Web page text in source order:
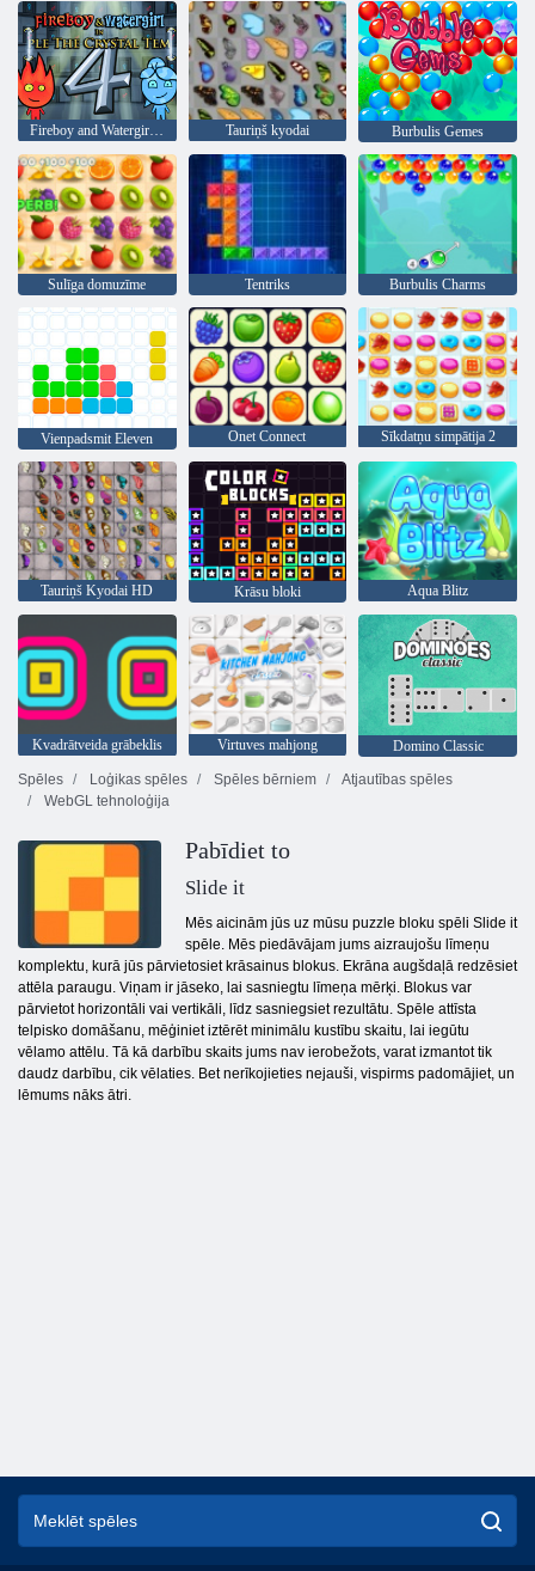
Fireboy and Watergirl 4: Kristāla templis Tauriņš kyodai Burbulis Gemes
Sulīga domuzīme Tentriks Burbulis Charms
Vienpadsmit Eleven Onet Connect Sīkdatņu simpātija 2
Tauriņš Kyodai HD Krāsu bloki Aqua Blitz
Kvadrātveida grābeklis Virtuves mahjong
Domino Classic
Spēles
Loģikas spēles Spēles bērniem
Atjautības spēles
WebGL tehnoloģija
Pabīdiet to
Slide it
Mēs aicinām jūs uz mūsu puzzle bloku spēli Slide it
spēle. Mēs piedāvājam jums aizraujošu līmeņu
komplektu, kurā jūs pārvietosiet krāsainus blokus. Ekrāna augšdaļā redzēsiet
attēla paraugu. Viņam ir jāseko, lai sasniegtu līmeņa mērķi. Blokus var
pārvietot horizontāli vai vertikāli, līdz sasniegsiet rezultātu. Spēle attīsta
telpisko domāšanu, mēģiniet iztērēt minimālu kustību skaitu, lai iegūtu
vēlamo attēlu. Tā kā darbību skaits jums nav ierobežots, varat izmantot tik
daudz darbību, cik vēlaties. Bet nerīkojieties nejauši, vispirms padomājiet, un
lēmums nāks ātri.